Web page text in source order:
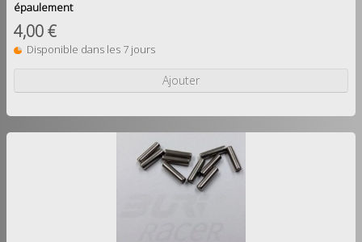
épaulement
4,00 €
Disponible dans les 7 jours
Ajouter